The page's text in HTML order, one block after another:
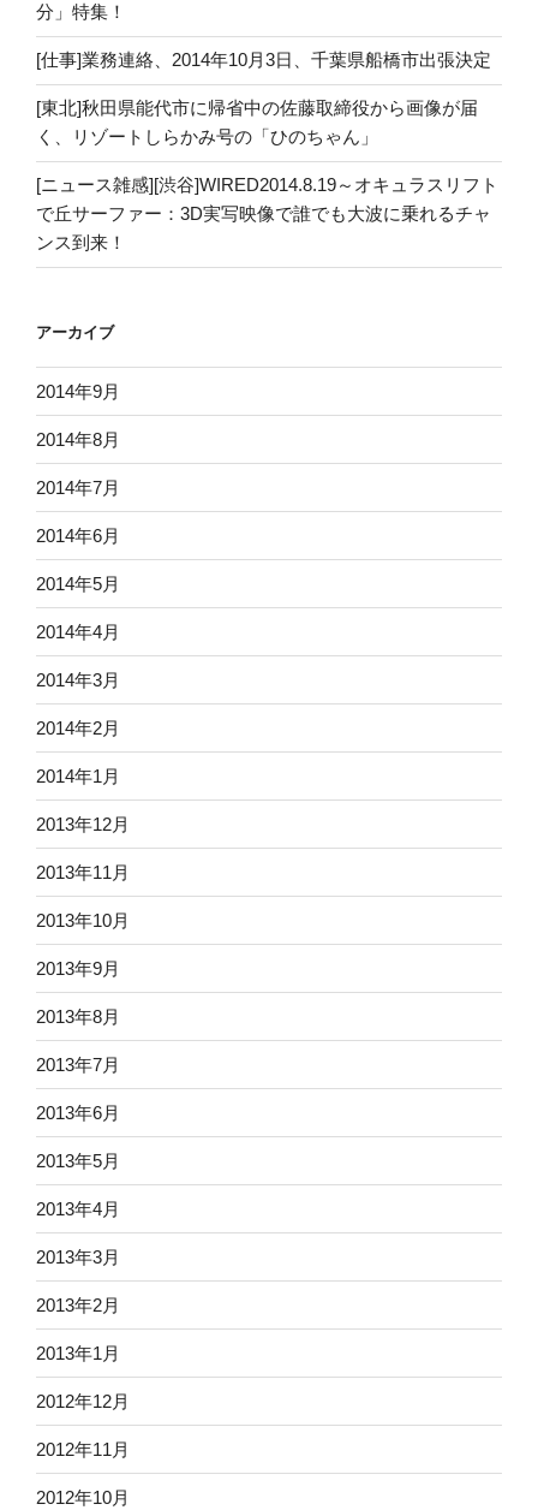
分」特集！
[仕事]業務連絡、2014年10月3日、千葉県船橋市出張決定
[東北]秋田県能代市に帰省中の佐藤取締役から画像が届
く、リゾートしらかみ号の「ひのちゃん」
[ニュース雑感][渋谷]WIRED2014.8.19～オキュラスリフト
で丘サーファー：3D実写映像で誰でも大波に乗れるチャ
ンス到来！
アーカイブ
2014年9月
2014年8月
2014年7月
2014年6月
2014年5月
2014年4月
2014年3月
2014年2月
2014年1月
2013年12月
2013年11月
2013年10月
2013年9月
2013年8月
2013年7月
2013年6月
2013年5月
2013年4月
2013年3月
2013年2月
2013年1月
2012年12月
2012年11月
2012年10月